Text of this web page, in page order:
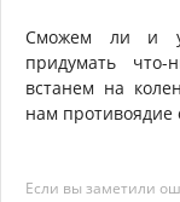
Сможем ли и
придумать
встанем на
нам противоядие
Если вы заметили